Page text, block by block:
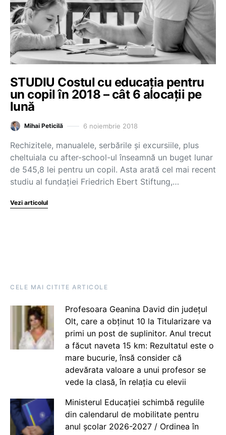
STUDIU Costul cu educația pentru
un copil în 2018 – cât 6 alocații pe
lună
Mihai Peticilă 6 noiembrie 2018
Rechizitele, manualele, serbările și excursiile, plus
cheltuiala cu after-school-ul înseamnă un buget lunar
de 545,8 lei pentru un copil. Asta arată cel mai recent
studiu al fundației Friedrich Ebert Stiftung,…
Vezi articolul
CELE MAI CITITE ARTICOLE
Profesoara Geanina David din județul
Olt, care a obținut 10 la Titularizare va
primi un post de suplinitor. Anul trecut
a făcut naveta 15 km: Rezultatul este o
mare bucurie, însă consider că
adevărata valoare a unui profesor se
vede la clasă, în relația cu elevii
Ministerul Educației schimbă regulile
din calendarul de mobilitate pentru
anul școlar 2026-2027 / Ordinea în